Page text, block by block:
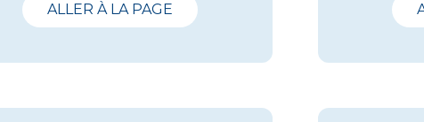
ALLER À LA PAGE